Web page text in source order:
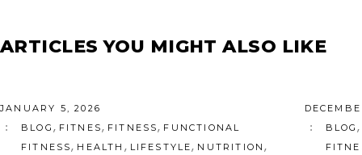
ARTICLES YOU MIGHT ALSO LIKE
JANUARY 5, 2026
BLOG , FITNES, FITNESS, FUNCTIONAL
FITNESS, HEALTH , LIFESTYLE, NUTRITION,
BLOG